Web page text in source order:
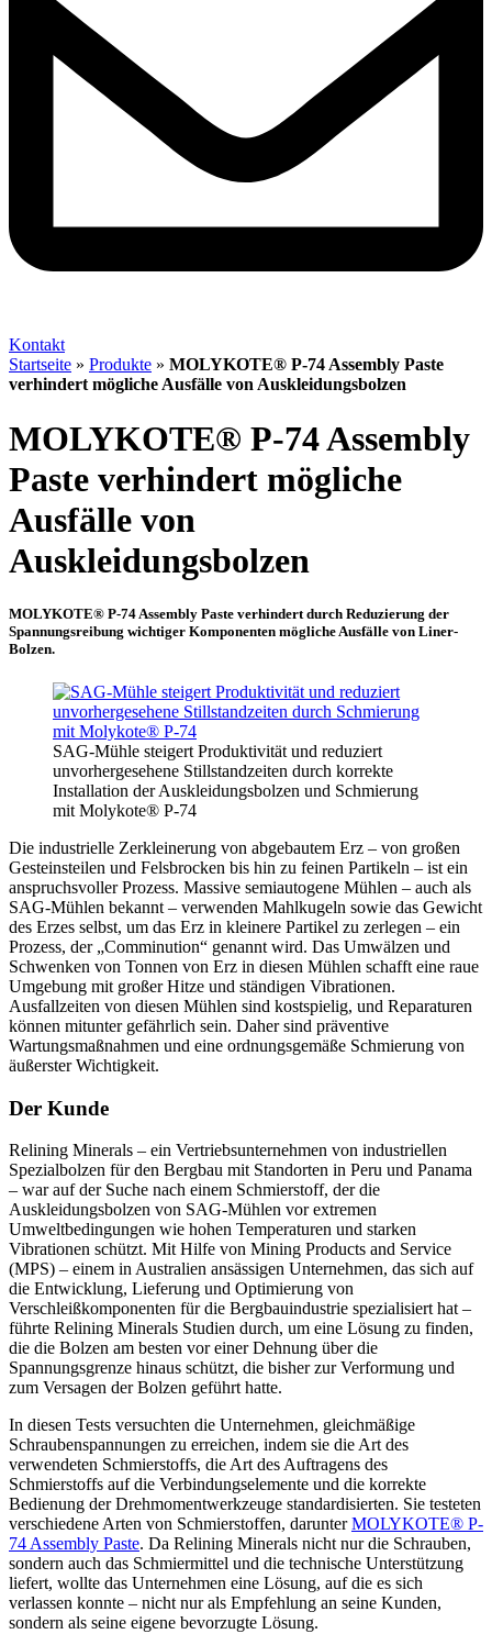
Kontakt
Startseite » Produkte » MOLYKOTE® P-74 Assembly Paste
verhindert mögliche Ausfälle von Auskleidungsbolzen
MOLYKOTE® P-74 Assembly
Paste verhindert mögliche
Ausfälle von
Auskleidungsbolzen
MOLYKOTE® P-74 Assembly Paste verhindert durch Reduzierung der
Spannungsreibung wichtiger Komponenten mögliche Ausfälle von Liner-
Bolzen.
SAG-Mühle steigert Produktivität und reduziert
unvorhergesehene Stillstandzeiten durch korrekte
Installation der Auskleidungsbolzen und Schmierung
mit Molykote® P-74
Die industrielle Zerkleinerung von abgebautem Erz – von großen
Gesteinsteilen und Felsbrocken bis hin zu feinen Partikeln – ist ein
anspruchsvoller Prozess. Massive semiautogene Mühlen – auch als
SAG-Mühlen bekannt – verwenden Mahlkugeln sowie das Gewicht
des Erzes selbst, um das Erz in kleinere Partikel zu zerlegen – ein
Prozess, der „Comminution“ genannt wird. Das Umwälzen und
Schwenken von Tonnen von Erz in diesen Mühlen schafft eine raue
Umgebung mit großer Hitze und ständigen Vibrationen.
Ausfallzeiten von diesen Mühlen sind kostspielig, und Reparaturen
können mitunter gefährlich sein. Daher sind präventive
Wartungsmaßnahmen und eine ordnungsgemäße Schmierung von
äußerster Wichtigkeit.
Der Kunde
Relining Minerals – ein Vertriebsunternehmen von industriellen
Spezialbolzen für den Bergbau mit Standorten in Peru und Panama
– war auf der Suche nach einem Schmierstoff, der die
Auskleidungsbolzen von SAG-Mühlen vor extremen
Umweltbedingungen wie hohen Temperaturen und starken
Vibrationen schützt. Mit Hilfe von Mining Products and Service
(MPS) – einem in Australien ansässigen Unternehmen, das sich auf
die Entwicklung, Lieferung und Optimierung von
Verschleißkomponenten für die Bergbauindustrie spezialisiert hat –
führte Relining Minerals Studien durch, um eine Lösung zu finden,
die die Bolzen am besten vor einer Dehnung über die
Spannungsgrenze hinaus schützt, die bisher zur Verformung und
zum Versagen der Bolzen geführt hatte.
In diesen Tests versuchten die Unternehmen, gleichmäßige
Schraubenspannungen zu erreichen, indem sie die Art des
verwendeten Schmierstoffs, die Art des Auftragens des
Schmierstoffs auf die Verbindungselemente und die korrekte
Bedienung der Drehmomentwerkzeuge standardisierten. Sie testeten
verschiedene Arten von Schmierstoffen, darunterMOLYKOTE® P-
74 Assembly Paste. Da Relining Minerals nicht nur die Schrauben,
sondern auch das Schmiermittel und die technische Unterstützung
liefert, wollte das Unternehmen eine Lösung, auf die es sich
verlassen konnte – nicht nur als Empfehlung an seine Kunden,
sondern als seine eigene bevorzugte Lösung.